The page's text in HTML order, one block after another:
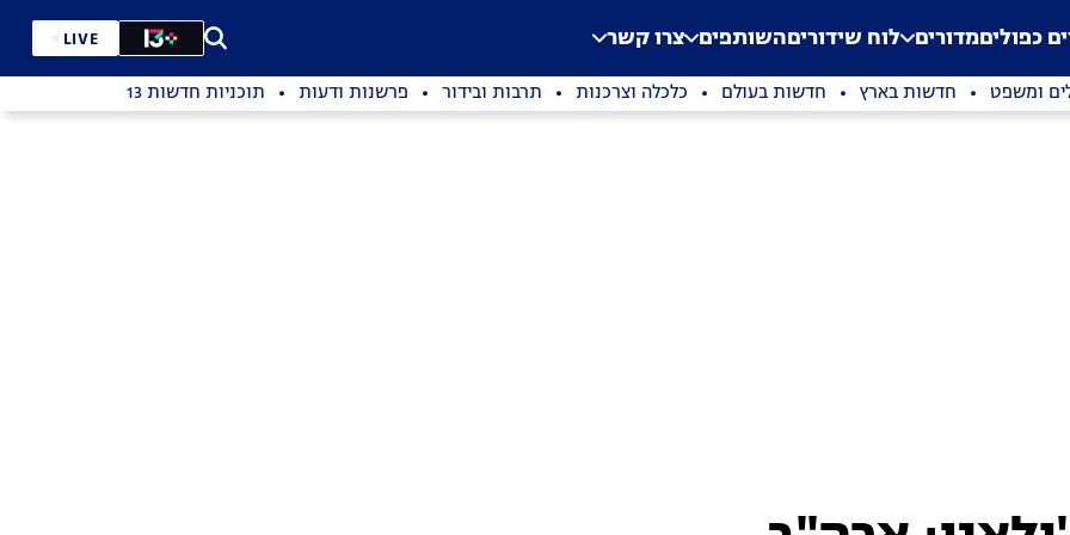
Application error: a
. כפוליםמדורים לוח שידוריםהשותפים צרו קשר LIVE
ומשפט חדשות בארץ חדשות בעולם כלכלה וצרכנות תרבות ובידור פרשנות ודעות תוכניות חדשות 13